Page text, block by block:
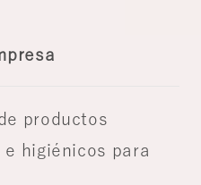
productos
e higiénicos para